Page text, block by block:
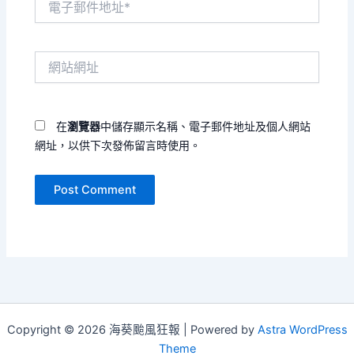
在瀏覽器中儲存顯示名稱、電子郵件地址及個人網站
網址，以供下次發佈留言時使用。
Copyright © 2026 海葵颱風狂報 | Powered by Astra WordPress
Theme